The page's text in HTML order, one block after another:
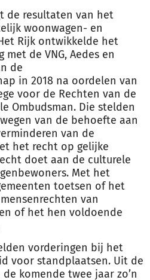
de resultaten van het
woonwagen- en
Rijk ontwikkelde het
de VNG, Aedes en
de
in 2018 na oordelen van
voor de Rechten van de
Ombudsman. Die stelden
van de behoefte aan
van de
het recht op gelijke
doet aan de culturele
Met het
toetsen of het
van
of het hen voldoende
vorderingen bij het
voor standplaatsen. Uit de
komende twee jaar zo’n